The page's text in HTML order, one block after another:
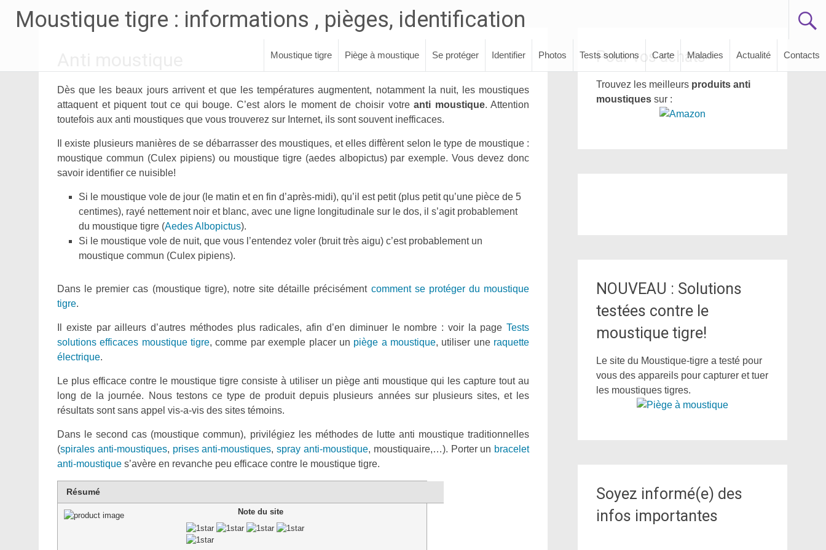
Moustique tigre : informations , pièges, identification
Moustique tigre Piège à moustique Se protéger Identifier Photos Tests solutions Carte Maladies Actualité Contacts
Dès que les beaux jours arrivent et que les températures augmentent, notamment la nuit, les moustiques
attaquent et piquent tout ce qui bouge. C’est alors le moment de choisir votreanti moustique. Attention
toutefois aux anti moustiques que vous trouverez sur Internet, ils sont souvent inefficaces.
Il existe plusieurs manières de se débarrasser des moustiques, et elles diffèrent selon le type de moustique :
moustique commun (Culex pipiens) ou moustique tigre (aedes albopictus) par exemple. Vous devez donc
savoir identifier ce nuisible!
Si le moustique vole de jour (le matin et en fin d’après-midi), qu’il est petit (plus petit qu’une pièce de 5
centimes), rayé nettement noir et blanc, avec une ligne longitudinale sur le dos, il s’agit probablement
du moustique tigre (Aedes Albopictus).
Si le moustique vole de nuit, que vous l’entendez voler (bruit très aigu) c’est probablement un
moustique commun (Culex pipiens).
Dans le premier cas (moustique tigre), notre site détaille précisément comment se protéger du moustique
tigre.
Il existe par ailleurs d’autres méthodes plus radicales, afin d’en diminuer le nombre : voir la pageTests
solutions efficaces moustique tigre, comme par exemple placer un piège a moustique, utiliser une raquette
électrique.
Le plus efficace contre le moustique tigre consiste à utiliser un piège anti moustique qui les capture tout au
long de la journée. Nous testons ce type de produit depuis plusieurs années sur plusieurs sites, et les
résultats sont sans appel vis-a-vis des sites témoins.
Dans le second cas (moustique commun), privilégiez les méthodes de lutte anti moustique traditionnelles
(spirales anti-moustiques, prises anti-moustiques,spray anti-moustique, moustiquaire,…). Porter un bracelet
anti-moustique s’avère en revanche peu efficace contre le moustique tigre.
Résumé
Note du site
Pour vos achats
Trouvez les meilleurs produits anti
moustiquessur :
NOUVEAU : Solutions
testées contre le
moustique tigre!
Le site du Moustique-tigre a testé pour
vous des appareils pour capturer et tuer
les moustiques tigres.
Soyez informé(e) des
infos importantes